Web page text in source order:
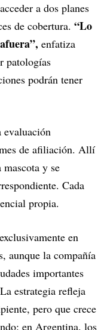
a dos planes
de cobertura. “Lo
enfatiza
patologías
podrán tener
evaluación
de afiliación. Allí
mascota y se
Cada
propia.
en
aunque la compañía
importantes
La estrategia refleja
pero que crece
en Argentina, los